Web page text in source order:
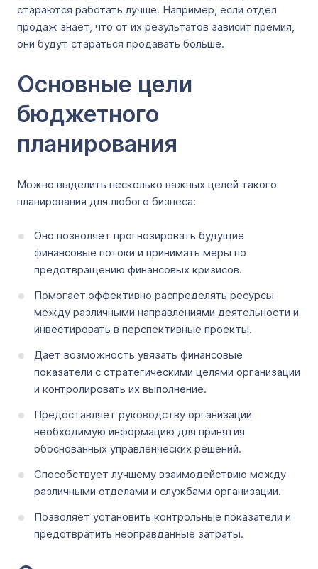
стараются работать лучше. Например, если отдел
продаж знает, что от их результатов зависит премия,
они будут стараться продавать больше.
Основные цели
бюджетного
планирования
Можно выделить несколько важных целей такого
планирования для любого бизнеса:
Оно позволяет прогнозировать будущие
финансовые потоки и принимать меры по
предотвращению финансовых кризисов.
Помогает эффективно распределять ресурсы
между различными направлениями деятельности и
инвестировать в перспективные проекты.
Дает возможность увязать финансовые
показатели с стратегическими целями организации
и контролировать их выполнение.
Предоставляет руководству организации
необходимую информацию для принятия
обоснованных управленческих решений.
Способствует лучшему взаимодействию между
различными отделами и службами организации.
Позволяет установить контрольные показатели и
предотвратить неоправданные затраты.